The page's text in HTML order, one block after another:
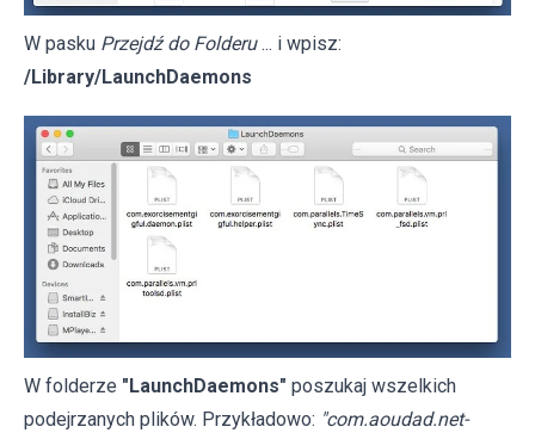
W pasku Przejdź do Folderu ... i wpisz:
/Library/LaunchDaemons
W folderze "LaunchDaemons" poszukaj wszelkich
podejrzanych plików. Przykładowo: "com.aoudad.net-